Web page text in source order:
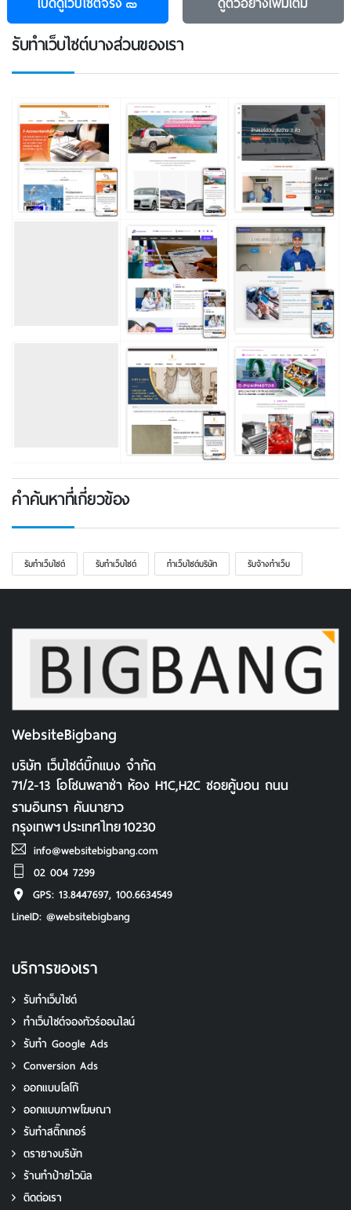
รับทําเว็บไซต์บางส่วนของเรา
คำค้นหาที่เกี่ยวข้อง
รับทําเว็บไซต์ รับทําเว็บไซต์ ทําเว็บไซต์บริษัท รับจ้างทำเว็บ
WebsiteBigbang
บริษัท เว็บไซต์บิ๊กแบง จำกัด
71/2-13 โอโซนพลาซ่า ห้อง H1C,H2C ซอยคู้บอน ถนน
รามอินทรา คันนายาว
กรุงเทพฯประเทศไทย10230
info@websitebigbang.com
02 004 7299
GPS: 13.8447697, 100.6634549
LineID: @websitebigbang
บริการของเรา
รับทำเว็บไซต์
ทําเว็บไซต์จองทัวร์ออนไลน์
รับทํา Google Ads
Conversion Ads
ออกแบบโลโก้
ออกแบบภาพโฆษณา
รับทําสติ๊กเกอร์
ตรายางบริษัท
ร้านทำป้ายไวนิล
ติดต่อเรา